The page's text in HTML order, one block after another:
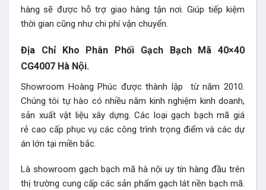
hàng sẽ được hỗ trợ giao hàng tận nơi. Giúp tiếp kiệm
thời gian cũng như chi phí vận chuyển.
Địa Chỉ Kho Phân Phối Gạch Bạch Mã 40×40
CG4007 Hà Nội.
Showroom Hoàng Phúc được thành lập từ năm 2010.
Chúng tôi tự hào có nhiều năm kinh nghiệm kinh doanh,
sản xuất vật liệu xây dựng. Các loại gạch bạch mã giá
rẻ cao cấp phục vụ các công trình trọng điểm và các dự
án lớn tại miền bắc.
Là showroom gạch bạch mã hà nội uy tín hàng đầu trên
thị trường cung cấp các sản phẩm gạch lát nền bạch mã.